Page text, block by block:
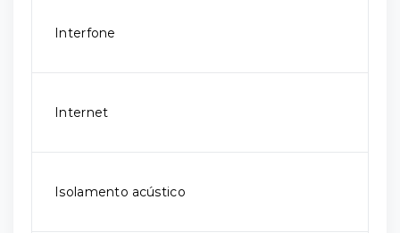
Interfone
Internet
Isolamento acústico